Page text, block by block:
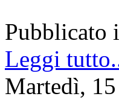
Pubblicato
Leggi
Martedì,